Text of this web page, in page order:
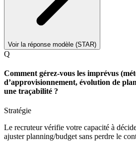
Voir la réponse modèle (STAR)
Q
Comment gérez-vous les imprévus
d’approvisionnement, évolution de
une traçabilité ?
Stratégie
Le recruteur vérifie votre capacité à
ajuster planning/budget sans perdre le